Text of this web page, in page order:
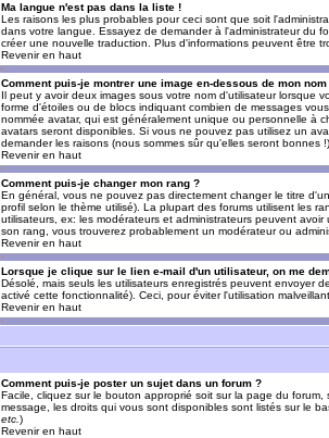
Ma langue n'est pas dans la liste !
Les raisons les plus probables pour ceci sont que soit
dans votre langue. Essayez de demander à l'administrateur du
créer une nouvelle traduction. Plus d'informations peuvent être
Revenir en haut
Comment puis-je montrer une image en-dessous de mon
Il peut y avoir deux images sous votre nom d'utilisateur lorsque
forme d'étoiles ou de blocs indiquant combien de messages
nommée avatar, qui est généralement unique ou personnelle à
avatars seront disponibles. Si vous ne pouvez pas utilisez un
demander les raisons (nous sommes sûr qu'elles seront bonnes !).
Revenir en haut
Comment puis-je changer mon rang ?
En général, vous ne pouvez pas directement changer le titre
profil selon le thème utilisé). La plupart des forums utilisent les
utilisateurs, ex: les modérateurs et administrateurs peuvent
son rang, vous trouverez probablement un modérateur ou
Revenir en haut
Lorsque je clique sur le lien e-mail d'un utilisateur, on me
Désolé, mais seuls les utilisateurs enregistrés peuvent envoyer
activé cette fonctionnalité). Ceci, pour éviter l'utilisation
Revenir en haut
Comment puis-je poster un sujet dans un forum ?
Facile, cliquez sur le bouton approprié soit sur la page du
message, les droits qui vous sont disponibles sont listés sur le
etc. )
Revenir en haut